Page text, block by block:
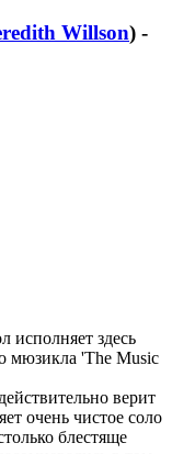
Willson) -
исполняет здесь
мюзикла 'The Music
верит
очень чистое соло
блестяще